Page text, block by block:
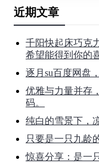
近期文章
千阳快起床巧克
希望能得到你的
逐月su百度网盘
优雅与力量并存
码。
纯白的雪景下，
只要是一只九龄
惊喜分享：是一